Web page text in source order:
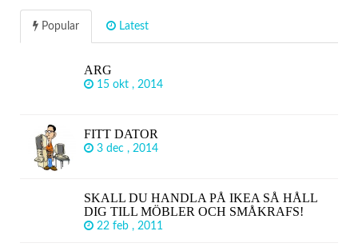
Popular Latest
ARG
15 okt , 2014
FITT DATOR
3 dec , 2014
SKALL DU HANDLA PÅ IKEA SÅ HÅLL
DIG TILL MÖBLER OCH SMÅKRAFS!
22 feb , 2011